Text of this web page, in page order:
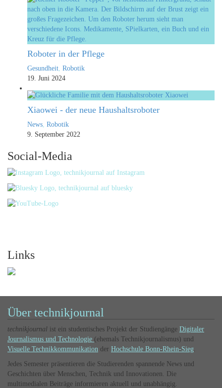
Roboter in der Pflege
Gesundheit Robotik
19. Juni 2024
Xiaowei - der neue Haushaltsroboter
News, Robotik
9. September 2022
Social-Media
Links
Über technikjournal
technikjournal ist ein studentisches Projekt der Studiengänge Digitaler
Journalismus und Technologie (ehemals Technikjournalismus) und
Visuelle Technikkommunikation der Hochschule Bonn-Rhein-Sieg
Jedes Semester präsentieren die Studierenden spannende News und
Geschichten über Menschen, Technik und Innovationen. Die
multimedialen Beiträge informieren aktuell und unabhängig.